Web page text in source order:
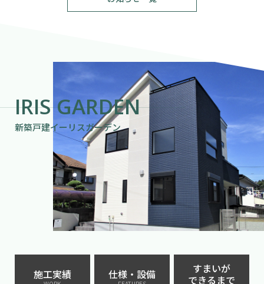
IRIS GARDEN
新築戸建イーリスガーデン
施工実績 仕様・設備
すまいが
できるまで